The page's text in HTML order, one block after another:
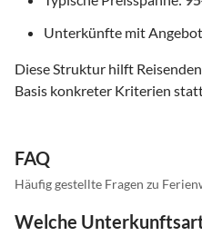
Unterkünfte mit
Diese Struktur hilft
Basis konkreter Kriterien
FAQ
Häufig gestellte Fragen zu
Welche